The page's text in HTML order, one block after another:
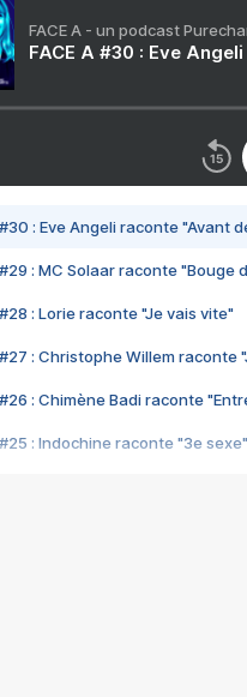
FACE A - un podcast
FACE A #30 : Eve
#30 : Eve Angeli raconte "Avant
#29 : MC Solaar raconte "Bouge
#28 : Lorie raconte "Je vais vite"
#27 : Christophe Willem raconte
#26 : Chimène Badi raconte
#25 : Indochine raconte "3e sexe"